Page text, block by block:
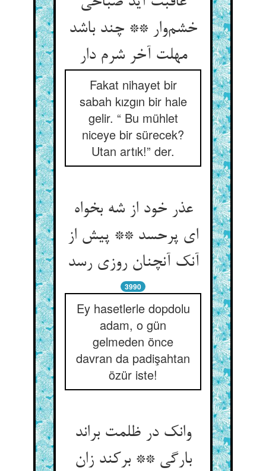
خشم‌وار ** چند باشد
مهلت آخر شرم دار
Fakat nihayet bir
sabah kızgın bir hale
gelir. “ Bu mühlet
niceye bir sürecek?
Utan artık!” der.
عذر خود از شه بخواه
ای پرحسد ** پیش از
آنک آنچنان روزی رسد
3990
Ey hasetlerle dopdolu
adam, o gün
gelmeden önce
davran da padişahtan
özür iste!
وانک در ظلمت براند
بارگی ** برکند زان